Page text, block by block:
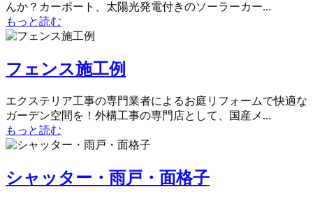
んか？カーポート、太陽光発電付きのソーラーカー...
もっと読む
フェンス施工例
エクステリア工事の専門業者によるお庭リフォームで快適な
ガーデン空間を！外構工事の専門店として、国産メ...
もっと読む
シャッター・雨戸・面格子